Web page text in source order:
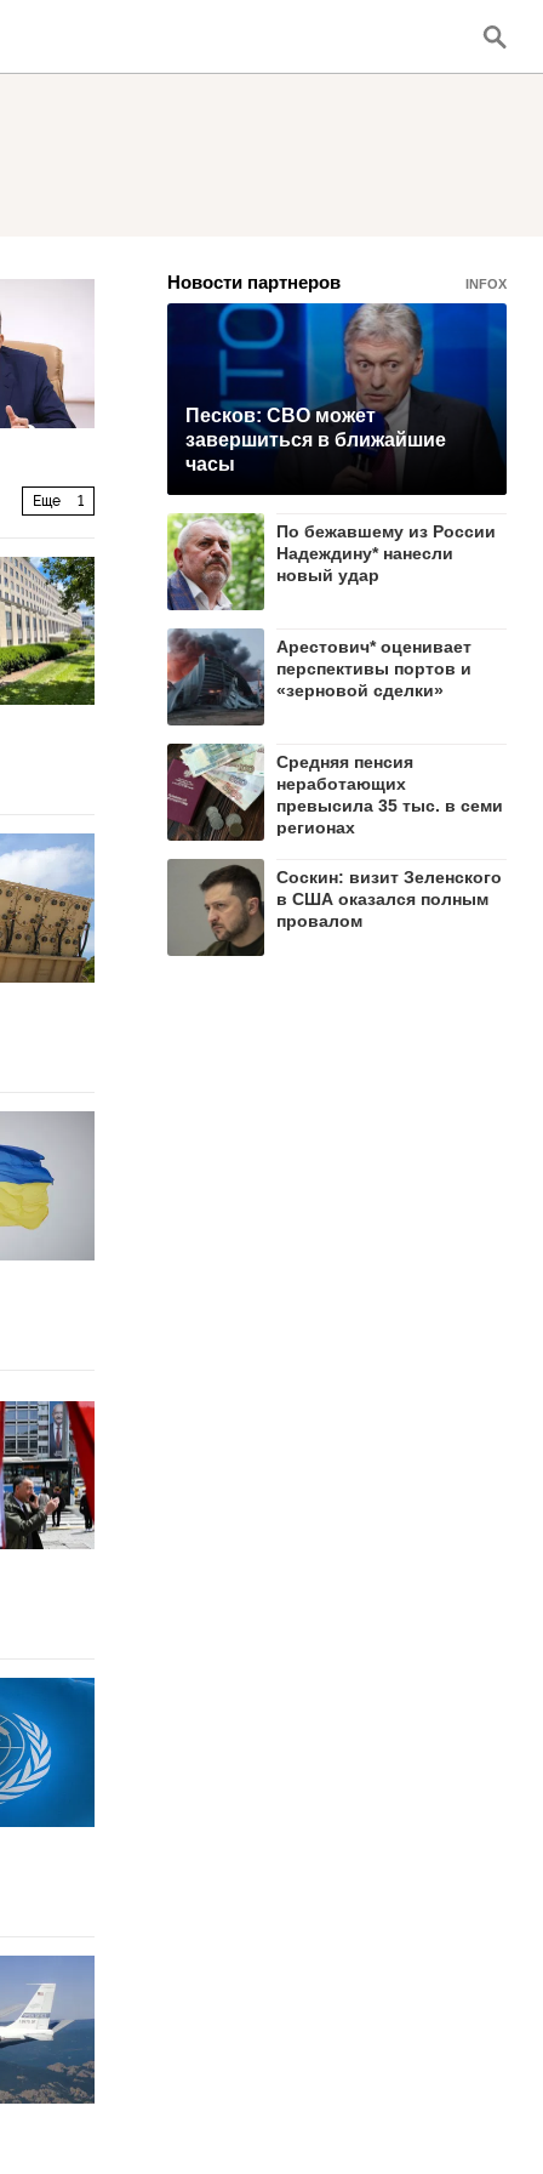
Еще 1
Новости партнеров INFOX
Песков: СВО может
завершиться в ближайшие
часы
По бежавшему из России
Надеждину* нанесли
новый удар
Арестович* оценивает
перспективы портов и
«зерновой сделки»
Средняя пенсия
неработающих
превысила 35 тыс. в семи
регионах
Соскин: визит Зеленского
в США оказался полным
провалом